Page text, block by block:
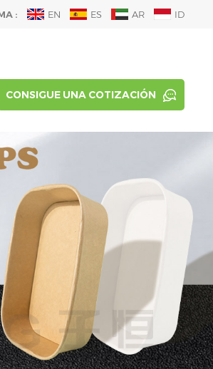
: EN ES AR ID
CONSIGUE UNA COTIZACIÓN